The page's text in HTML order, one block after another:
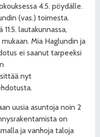
4.5. pöydälle.
(vas.) toimesta.
lautakunnassa,
Mia Haglundin ja
ei saanut tarpeeksi
nyt
uusia asuntoja noin 2
on
ja vanhoja taloja